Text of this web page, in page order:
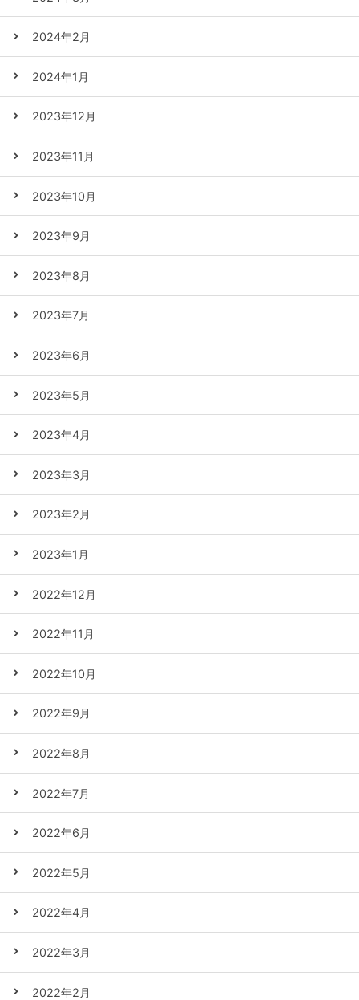
2024年2月
2024年1月
2023年12月
2023年11月
2023年10月
2023年9月
2023年8月
2023年7月
2023年6月
2023年5月
2023年4月
2023年3月
2023年2月
2023年1月
2022年12月
2022年11月
2022年10月
2022年9月
2022年8月
2022年7月
2022年6月
2022年5月
2022年4月
2022年3月
2022年2月